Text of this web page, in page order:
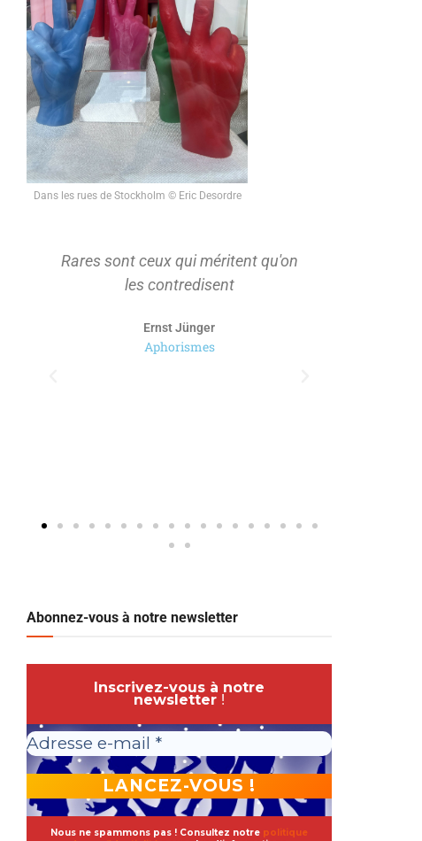
Dans les rues de Stockholm © Eric Desordre
Rares sont ceux qui méritent qu'on
les contredisent
Ernst Jünger
Aphorismes
Abonnez-vous à notre newsletter
Inscrivez-vous à notre
newsletter !
Nous ne spammons pas ! Consultez notre politique